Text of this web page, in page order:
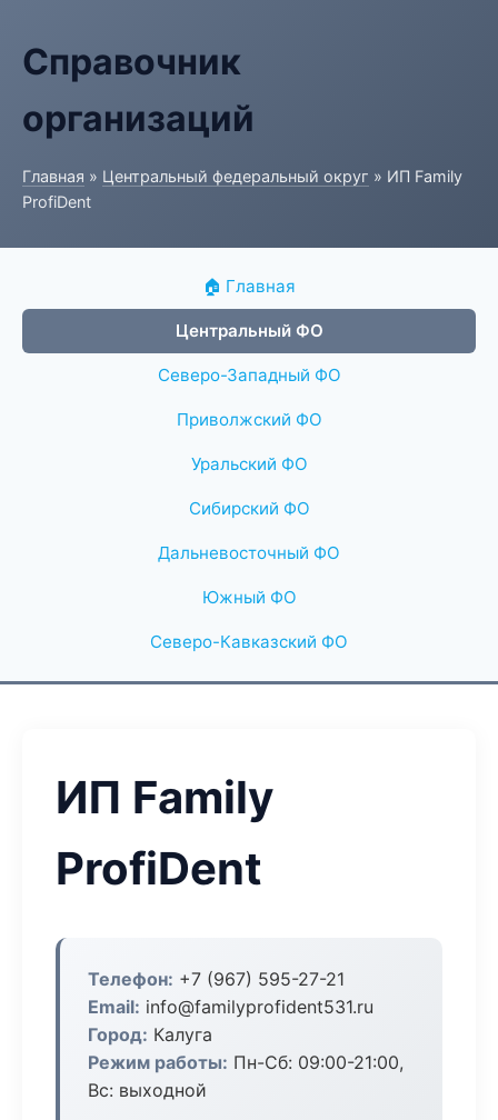
Справочник
организаций
Главная » Центральный федеральный округ » ИП Family
ProfiDent
🏠 Главная
Центральный ФО
Северо-Западный ФО
Приволжский ФО
Уральский ФО
Сибирский ФО
Дальневосточный ФО
Южный ФО
Северо-Кавказский ФО
ИП Family
ProfiDent
Телефон: +7 (967) 595-27-21
Email: info@familyprofident531.ru
Город: Калуга
Режим работы: Пн-Сб: 09:00-21:00,
Вс: выходной